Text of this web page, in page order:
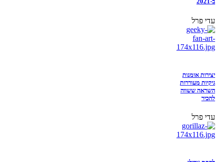
עדי פרל
יצירות אומנות
גיקיות מעוררות
השראה ששווה
להכיר
עדי פרל